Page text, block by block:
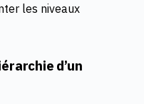
les niveaux
d’un